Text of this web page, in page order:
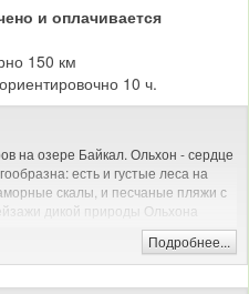
и оплачивается
150 км
10 ч.
на озере Байкал. Ольхон - сердце
есть и густые леса на
скалы, и песчаные пляжи с
дикой природы Ольхона
ежегодно привлекает тысячи
Подробнее...